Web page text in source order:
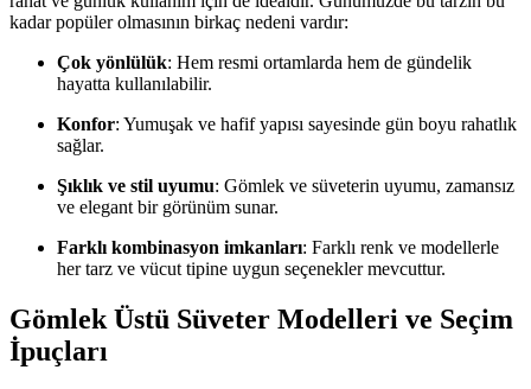
kadar popüler olmasının birkaç nedeni vardır:
Çok yönlülük: Hem resmi ortamlarda hem de gündelik
hayatta kullanılabilir.
Konfor: Yumuşak ve hafif yapısı sayesinde gün boyu rahatlık
sağlar.
Şıklık ve stil uyumu: Gömlek ve süveterin uyumu, zamansız
ve elegant bir görünüm sunar.
Farklı kombinasyon imkanları: Farklı renk ve modellerle
her tarz ve vücut tipine uygun seçenekler mevcuttur.
Gömlek Üstü Süveter Modelleri ve Seçim
İpuçları